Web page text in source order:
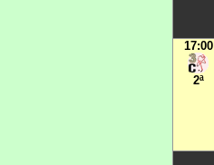
17:00
2ª